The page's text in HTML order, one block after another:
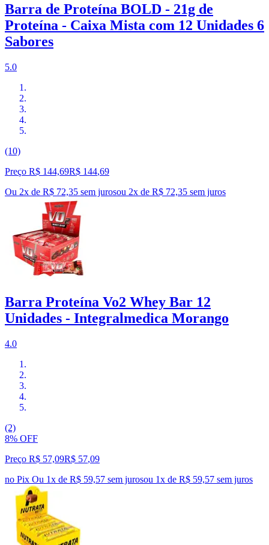
Barra de Proteína BOLD - 21g de
Proteína - Caixa Mista com 12 Unidades 6
Sabores
5.0
(10)
Preço R$ 144,69R$ 144,69
Ou 2x de R$ 72,35 sem jurosou 2x de R$ 72,35 sem juros
Barra Proteína Vo2 Whey Bar 12
Unidades - Integralmedica Morango
4.0
(2)
8% OFF
Preço R$ 57,09R$ 57,09
no Pix Ou 1x de R$ 59,57 sem jurosou 1x de R$ 59,57 sem juros